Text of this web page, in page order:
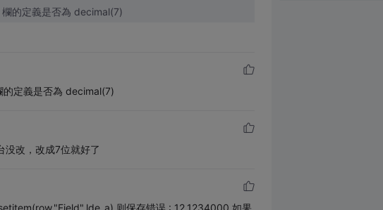
的定義是否為 decimal(7)
定義是否為 decimal(7)
没改，改成7位就好了
则保存错误 : 12.1234000 如果